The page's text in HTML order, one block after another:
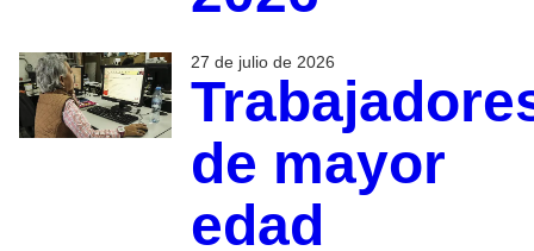
27 de julio de 2026
de mayor
edad